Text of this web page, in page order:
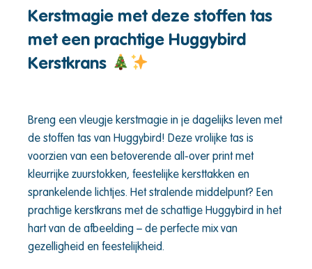
Kerstmagie met deze stoffen tas
met een prachtige Huggybird
Kerstkrans
Breng een vleugje kerstmagie in je dagelijks leven met
de stoffen tas van Huggybird! Deze vrolijke tas is
voorzien van een betoverende all-over print met
kleurrijke zuurstokken, feestelijke kersttakken en
sprankelende lichtjes. Het stralende middelpunt? Een
prachtige kerstkrans met de schattige Huggybird in het
hart van de afbeelding – de perfecte mix van
gezelligheid en feestelijkheid.